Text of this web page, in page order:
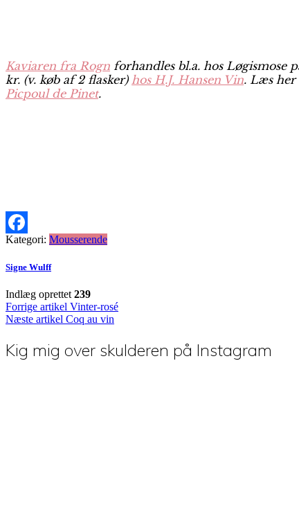
Kaviaren fra Rogn forhandles bl.a. hos Løgismose
kr. (v. køb af 2 flasker)hos H.J. Hansen Vin. Læs her
Picpoul de Pinet.
Facebook
Kategori: Mousserende
Signe Wulff
Indlæg oprettet 239
Indlægsnavigation
Forrige artikel Vinter-rosé
Næste artikel Coq au vin
Kig mig over skulderen på Instagram